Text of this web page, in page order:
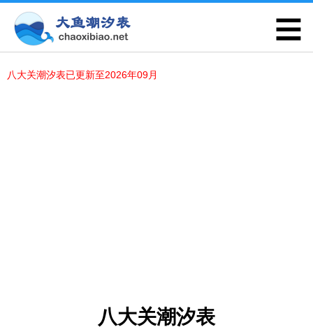
八大关潮汐表已更新至2026年09月
八大关潮汐表